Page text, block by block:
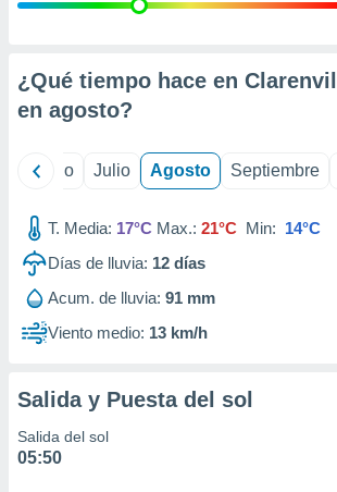
e
mediante
de
1199
¿Qué tiempo hace en
en agosto?
Junio Julio Agosto Septiembre
T. Media: 17°C Max.: 21°C Min: 14°C
Días de lluvia: 12 días
Acum. de lluvia: 91 mm
Viento medio: 13 km/h
Salida y Puesta del sol
Salida del sol
05:50